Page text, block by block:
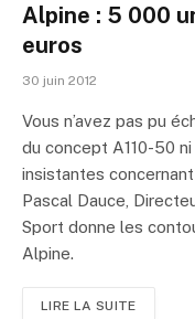
Alpine : 5 000
euros
30 juin 2012
Vous n’avez pas pu
du concept A110-50
insistantes
Pascal Dauce,
Sport donne les
Alpine.
LIRE LA SUITE